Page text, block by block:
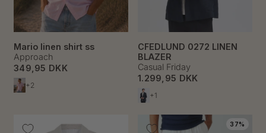
Mario linen shirt ss
349,95 DKK
Approach
+2
CFEDLUND 0272 LINEN
BLAZER
1.299,95 DKK
Casual Friday
+1
37%